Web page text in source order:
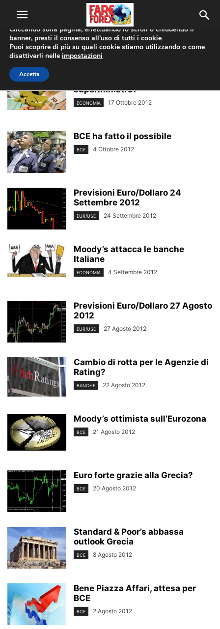
Home Tags Crisi euro
crisi euro
superministro?
ECONOMIA 17 Ottobre 2012
BCE ha fatto il possibile
BCE 4 Ottobre 2012
Previsioni Euro/Dollaro 24
Settembre 2012
EUR/USD 24 Settembre 2012
Moody’s attacca le banche
Italiane
ECONOMIA 4 Settembre 2012
Previsioni Euro/Dollaro 27 Agosto
2012
EUR/USD 27 Agosto 2012
Cambio di rotta per le Agenzie di
Rating?
BANCHE 22 Agosto 2012
Moody’s ottimista sull’Eurozona
BCE 21 Agosto 2012
Euro forte grazie alla Grecia?
BCE 20 Agosto 2012
Standard & Poor’s abbassa
outlook Grecia
BCE 8 Agosto 2012
Bene Piazza Affari, attesa per
BCE
BCE 2 Agosto 2012
Utilizziamo i cookie per offrirti la migliore esperienza sul nostro
sito web.
Cliccando sulla pagina, effettuando lo scroll o chiudendo il
banner, presti il consenso all’uso di tutti i cookie
Puoi scoprire di più su quali cookie stiamo utilizzando o come
disattivarli nelle impostazioni
Accetta